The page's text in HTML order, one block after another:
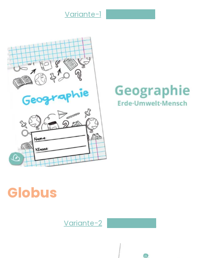
Variante-1
Globus
Variante-2